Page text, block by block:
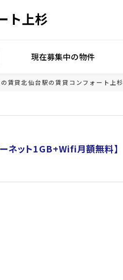
ト上杉
現在募集中の物件
賃貸北仙台駅の賃貸 コンフォート上杉
ネット1GB+Wifi月額無料】